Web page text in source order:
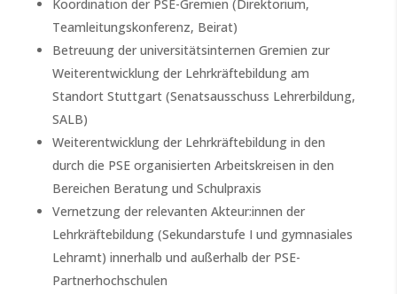
Koordination der PSE-Gremien (Direktorium,
Teamleitungskonferenz, Beirat)
Betreuung der universitätsinternen Gremien zur
Weiterentwicklung der Lehrkräftebildung am
Standort Stuttgart (Senatsausschuss Lehrerbildung,
SALB)
Weiterentwicklung der Lehrkräftebildung in den
durch die PSE organisierten Arbeitskreisen in den
Bereichen Beratung und Schulpraxis
Vernetzung der relevanten Akteur:innen der
Lehrkräftebildung (Sekundarstufe I und gymnasiales
Lehramt) innerhalb und außerhalb der PSE-
Partnerhochschulen